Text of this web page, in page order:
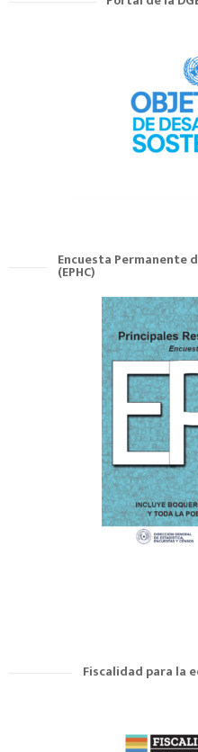
Encuesta Permanente
(EPHC)
Fiscalidad para la